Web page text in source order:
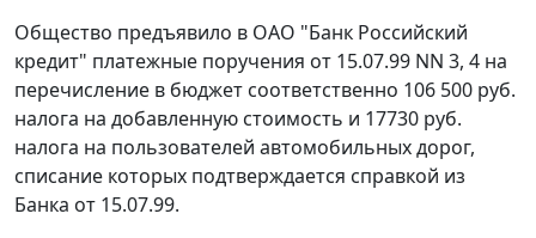
Общество предъявило в ОАО "Банк Российский
кредит" платежные поручения от 15.07.99 NN 3, 4 на
перечисление в бюджет соответственно 106 500 руб.
налога на добавленную стоимость и 17730 руб.
налога на пользователей автомобильных дорог,
списание которых подтверждается справкой из
Банка от 15.07.99.